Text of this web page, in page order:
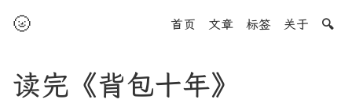
🌝 首页 文章 标签 关于 🔍
读完《背包十年》